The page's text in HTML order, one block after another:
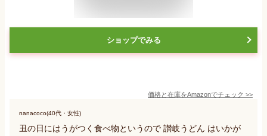
ショップでみる
価格と在庫をAmazonでチェック >>
nanacoco(40代・女性)
丑の日にはうがつく食べ物というので 讃岐うどん はいかが